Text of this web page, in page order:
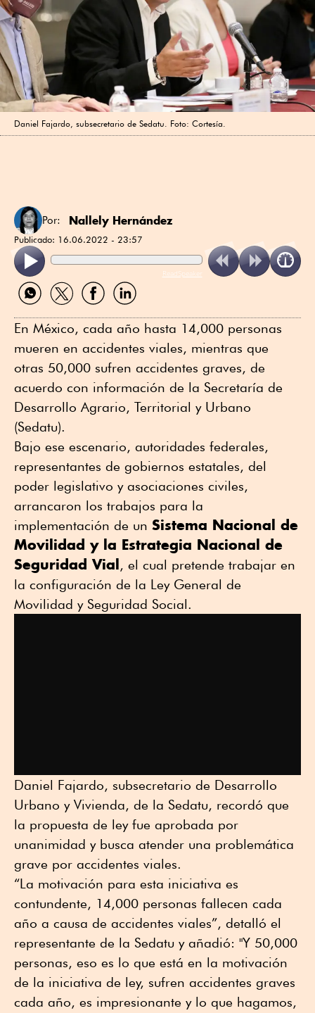
Daniel Fajardo, subsecretario de Sedatu. Foto: Cortesía.
Por: Nallely Hernández
Publicado: 16.06.2022 - 23:57
ReadSpeaker
Compartir
por
Compartir
por
Compartir
por
Compartir
por
En México, cada año hasta 14,000 personas
mueren en accidentes viales, mientras que
otras 50,000 sufren accidentes graves, de
acuerdo con información de la Secretaría de
Desarrollo Agrario, Territorial y Urbano
(Sedatu).
Bajo ese escenario, autoridades federales,
representantes de gobiernos estatales, del
poder legislativo y asociaciones civiles,
arrancaron los trabajos para la
implementación de un Sistema Nacional de
Movilidad y la Estrategia Nacional de
Seguridad Vial, el cual pretende trabajar en
la configuración de la Ley General de
Movilidad y Seguridad Social.
Daniel Fajardo, subsecretario de Desarrollo
Urbano y Vivienda, de la Sedatu, recordó que
la propuesta de ley fue aprobada por
unanimidad y busca atender una problemática
grave por accidentes viales.
“La motivación para esta iniciativa es
contundente, 14,000 personas fallecen cada
año a causa de accidentes viales”, detalló el
representante de la Sedatu y añadió: "Y 50,000
personas, eso es lo que está en la motivación
de la iniciativa de ley, sufren accidentes graves
cada año, es impresionante y lo que hagamos,